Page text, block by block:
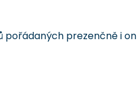
pořádaných prezenčně i